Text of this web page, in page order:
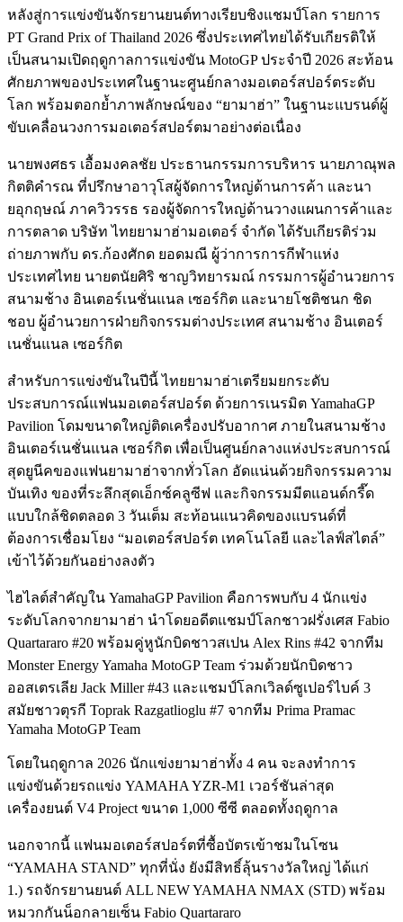
หลังสู่การแข่งขันจักรยานยนต์ทางเรียบชิงแชมป์โลก รายการ
PT Grand Prix of Thailand 2026 ซึ่งประเทศไทยได้รับเกียรติให้
เป็นสนามเปิดฤดูกาลการแข่งขัน MotoGP ประจำปี 2026 สะท้อน
ศักยภาพของประเทศในฐานะศูนย์กลางมอเตอร์สปอร์ตระดับ
โลก พร้อมตอกย้ำภาพลักษณ์ของ “ยามาฮ่า” ในฐานะแบรนด์ผู้
ขับเคลื่อนวงการมอเตอร์สปอร์ตมาอย่างต่อเนื่อง
นายพงศธร เอื้อมงคลชัย ประธานกรรมการบริหาร นายภาณุพล
กิตติคำรณ ที่ปรึกษาอาวุโสผู้จัดการใหญ่ด้านการค้า และนา
ยอุกฤษณ์ ภาควิวรรธ รองผู้จัดการใหญ่ด้านวางแผนการค้าและ
การตลาด บริษัท ไทยยามาฮ่ามอเตอร์ จำกัด ได้รับเกียรติร่วม
ถ่ายภาพกับ ดร.ก้องศักด ยอดมณี ผู้ว่าการการกีฬาแห่ง
ประเทศไทย นายตนัยศิริ ชาญวิทยารมณ์ กรรมการผู้อำนวยการ
สนามช้าง อินเตอร์เนชั่นแนล เซอร์กิต และนายโชติชนก ชิด
ชอบ ผู้อำนวยการฝ่ายกิจกรรมต่างประเทศ สนามช้าง อินเตอร์
เนชั่นแนล เซอร์กิต
สำหรับการแข่งขันในปีนี้ ไทยยามาฮ่าเตรียมยกระดับ
ประสบการณ์แฟนมอเตอร์สปอร์ต ด้วยการเนรมิต YamahaGP
Pavilion โดมขนาดใหญ่ติดเครื่องปรับอากาศ ภายในสนามช้าง
อินเตอร์เนชั่นแนล เซอร์กิต เพื่อเป็นศูนย์กลางแห่งประสบการณ์
สุดยูนีคของแฟนยามาฮ่าจากทั่วโลก อัดแน่นด้วยกิจกรรมความ
บันเทิง ของที่ระลึกสุดเอ็กซ์คลูซีฟ และกิจกรรมมีตแอนด์กรี๊ด
แบบใกล้ชิดตลอด 3 วันเต็ม สะท้อนแนวคิดของแบรนด์ที่
ต้องการเชื่อมโยง “มอเตอร์สปอร์ต เทคโนโลยี และไลฟ์สไตล์”
เข้าไว้ด้วยกันอย่างลงตัว
ไฮไลต์สำคัญใน YamahaGP Pavilion คือการพบกับ 4 นักแข่ง
ระดับโลกจากยามาฮ่า นำโดยอดีตแชมป์โลกชาวฝรั่งเศส Fabio
Quartararo #20 พร้อมคู่หูนักบิดชาวสเปน Alex Rins #42 จากทีม
Monster Energy Yamaha MotoGP Team ร่วมด้วยนักบิดชาว
ออสเตรเลีย Jack Miller #43 และแชมป์โลกเวิลด์ซูเปอร์ไบค์ 3
สมัยชาวตุรกี Toprak Razgatlioglu #7 จากทีม Prima Pramac
Yamaha MotoGP Team
โดยในฤดูกาล 2026 นักแข่งยามาฮ่าทั้ง 4 คน จะลงทำการ
แข่งขันด้วยรถแข่ง YAMAHA YZR-M1 เวอร์ชันล่าสุด
เครื่องยนต์ V4 Project ขนาด 1,000 ซีซี ตลอดทั้งฤดูกาล
นอกจากนี้ แฟนมอเตอร์สปอร์ตที่ซื้อบัตรเข้าชมในโซน
“YAMAHA STAND” ทุกที่นั่ง ยังมีสิทธิ์ลุ้นรางวัลใหญ่ ได้แก่
1.) รถจักรยานยนต์ ALL NEW YAMAHA NMAX (STD) พร้อม
หมวกกันน็อกลายเซ็น Fabio Quartararo